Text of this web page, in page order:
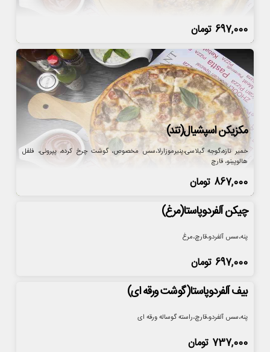
697,000 تومان
مکزیکن اسپشیال(تند)
خمیر تازه،گوجه گیلاسی،پنیرموزارلا،سس مخصوص، گوشت چرخ کرده، پپرونی، فلفل
هالوپینو، قارچ
867,000 تومان
چیکن آلفردوپاستا(مرغ)
پنه،سس آلفردو،قارچ،مرغ
697,000 تومان
بیف آلفردوپاستا(گوشت ورقه ای)
پنه،سس آلفردو،قارچ،راسته گوساله ورقه ای
737,000 تومان